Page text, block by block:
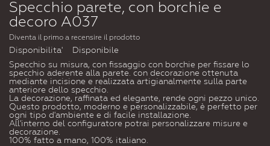
Specchio parete, con borchie e
decoro A037
Diventa il primo a recensire il prodotto
Disponibilita'
Disponibile
Specchio su misura, con fissaggio con borchie per fissare lo
specchio aderente alla parete. con decorazione ottenuta
mediante incisione e realizzata artigianalmente sulla parte
anteriore dello specchio.
La decorazione, raffinata ed elegante, rende ogni pezzo unico.
Questo prodotto, moderno e personalizzabile, è perfetto per
ogni tipo d'ambiente e di facile installazione.
All'interno del configuratore potrai personalizzare misure e
decorazione.
100% fatto a mano, 100% italiano.